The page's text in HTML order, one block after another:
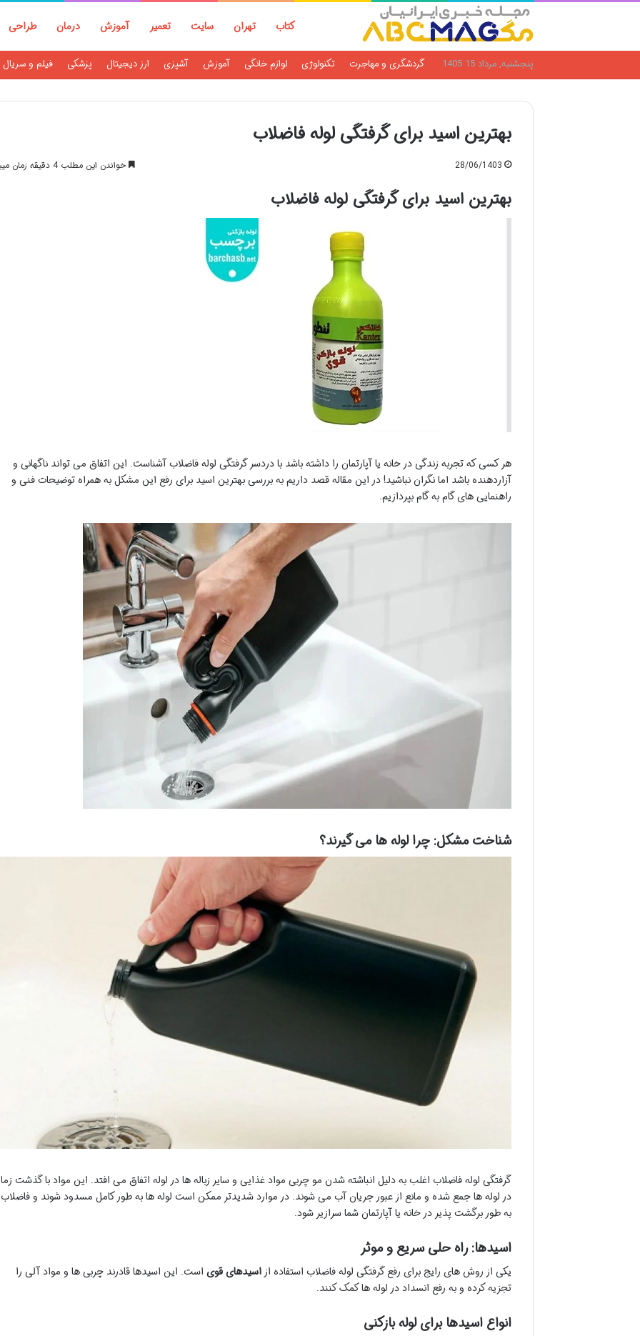
کتاب تهران سایت تعمیر آموزش درمان طراحی
پنجشنبه, مرداد 15 1405 گردشگری و مهاجرت تکنولوژی لوازم خانگی آموزش آشپزی ارز دیجیتال پزشکی فیلم و سریال
بهترین اسید برای گرفتگی لوله فاضلاب
28/06/1403 خواندن این مطلب 4 دقیقه زمان میبرد
بهترین اسید برای گرفتگی لوله فاضلاب
هر کسی که تجربه زندگی در خانه یا آپارتمان را داشته باشد با دردسر گرفتگی لوله فاضلاب آشناست. این اتفاق می تواند ناگهانی و
آزاردهنده باشد اما نگران نباشید! در این مقاله قصد داریم به بررسی بهترین اسید برای رفع این مشکل به همراه توضیحات فنی و
راهنمایی های گام به گام بپردازیم.
شناخت مشکل: چرا لوله ها می گیرند؟
گرفتگی لوله فاضلاب اغلب به دلیل انباشته شدن مو چربی مواد غذایی و سایر زباله ها در لوله اتفاق می افتد. این مواد با گذشت
در لوله ها جمع شده و مانع از عبور جریان آب می شوند. در موارد شدیدتر ممکن است لوله ها به طور کامل مسدود شوند و فاضلاب
به طور برگشت پذیر در خانه یا آپارتمان شما سرازیر شود.
اسیدها: راه حلی سریع و موثر
یکی از روش های رایج برای رفع گرفتگی لوله فاضلاب استفاده ازاسیدهای قوی است. این اسیدها قادرند چربی ها و مواد آلی را
تجزیه کرده و به رفع انسداد در لوله ها کمک کنند.
انواع اسیدها برای لوله بازکنی